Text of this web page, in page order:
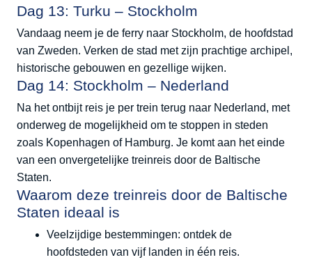
Dag 13: Turku – Stockholm
Vandaag neem je de ferry naar Stockholm, de hoofdstad
van Zweden. Verken de stad met zijn prachtige archipel,
historische gebouwen en gezellige wijken.
Dag 14: Stockholm – Nederland
Na het ontbijt reis je per trein terug naar Nederland, met
onderweg de mogelijkheid om te stoppen in steden
zoals Kopenhagen of Hamburg. Je komt aan het einde
van een onvergetelijke treinreis door de Baltische
Staten.
Waarom deze treinreis door de Baltische
Staten ideaal is
Veelzijdige bestemmingen: ontdek de
hoofdsteden van vijf landen in één reis.